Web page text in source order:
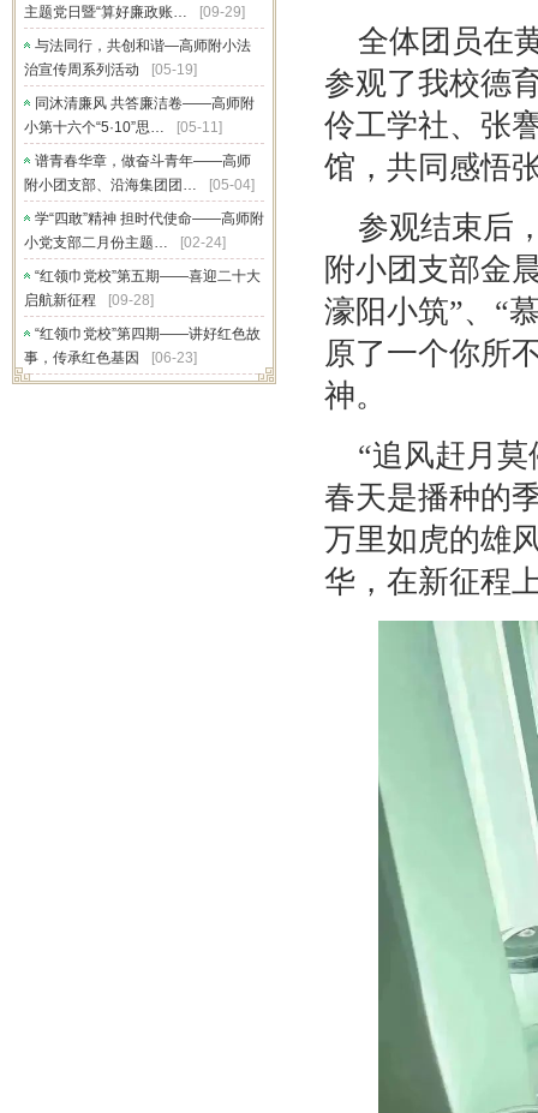
主题党日暨“算好廉政账…
[09-29]
与法同行，共创和谐—高师附小法
治宣传周系列活动
[05-19]
同沐清廉风 共答廉洁卷——高师附
小第十六个“5·10”思…
[05-11]
谱青春华章，做奋斗青年——高师
附小团支部、沿海集团团…
[05-04]
学“四敢”精神 担时代使命——高师附
小党支部二月份主题…
[02-24]
“红领巾党校”第五期——喜迎二十大
启航新征程
[09-28]
“红领巾党校”第四期——讲好红色故
事，传承红色基因
[06-23]
全体团员在
参观了我校德
伶工学社、张
馆，共同感悟
参观结束后
附小团支部金
濠阳小筑”、“
原了一个你所
神。
“追风赶月
春天是播种的
万里如虎的雄
华，在新征程